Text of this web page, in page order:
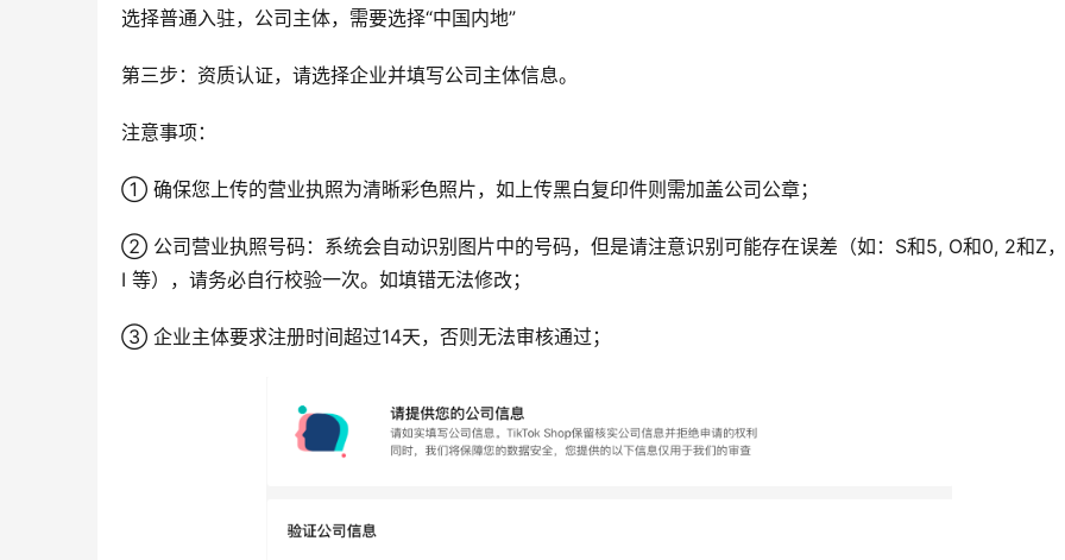
选择普通入驻，公司主体，需要选择“中国内地”
第三步：资质认证，请选择企业并填写公司主体信息。
注意事项：
① 确保您上传的营业执照为清晰彩色照片，如上传黑白复印件则需加盖公司公章；
② 公司营业执照号码：系统会自动识别图片中的号码，但是请注意识别可能存在误差（如：S和5, O和0, 2和Z
I 等），请务必自行校验一次。如填错无法修改；
③ 企业主体要求注册时间超过14天，否则无法审核通过；